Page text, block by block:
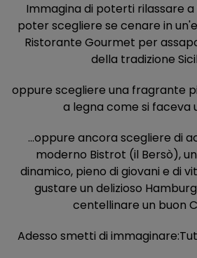
Immagina di poterti rilassare
poter scegliere se cenare in
Ristorante Gourmet per
della tradizione
oppure scegliere una fragrante
a legna come si faceva
...oppure ancora scegliere di
moderno Bistrot (il Bersò),
dinamico, pieno di giovani e di
gustare un delizioso
centellinare un buon
Adesso smetti di